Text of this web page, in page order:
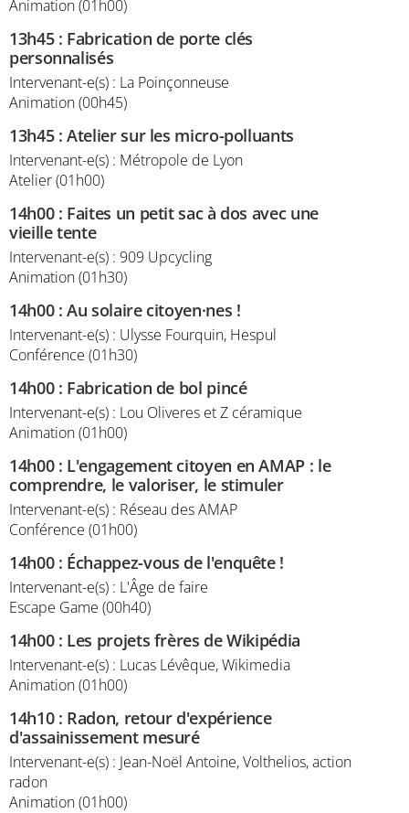
Animation (01h00)
13h45: Fabrication de porte clés
personnalisés
Intervenant-e(s) : La Poinçonneuse
Animation (00h45)
13h45:Atelier sur les micro-polluants
Intervenant-e(s) : Métropole de Lyon
Atelier (01h00)
14h00: Faites un petit sac à dos avec une
vieille tente
Intervenant-e(s) : 909 Upcycling
Animation (01h30)
14h00:Au solaire citoyen·nes !
Intervenant-e(s) : Ulysse Fourquin, Hespul
Conférence (01h30)
14h00: Fabrication de bol pincé
Intervenant-e(s) : Lou Oliveres et Z céramique
Animation (01h00)
14h00: L'engagement citoyen en AMAP : le
comprendre, le valoriser, le stimuler
Intervenant-e(s) : Réseau des AMAP
Conférence (01h00)
14h00: Échappez-vous de l'enquête !
Intervenant-e(s) : L'Âge de faire
Escape Game (00h40)
14h00: Les projets frères de Wikipédia
Intervenant-e(s) : Lucas Lévêque, Wikimedia
Animation (01h00)
14h10: Radon, retour d'expérience
d'assainissement mesuré
Intervenant-e(s) : Jean-Noël Antoine, Volthelios, action
radon
Animation (01h00)